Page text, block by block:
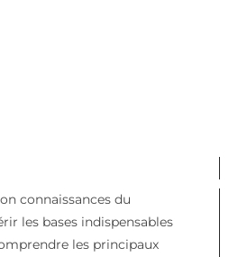
connaissances du
les bases indispensables
les principaux